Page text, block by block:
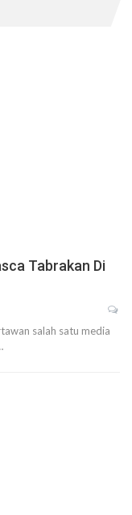
Tabrakan Di
salah satu media